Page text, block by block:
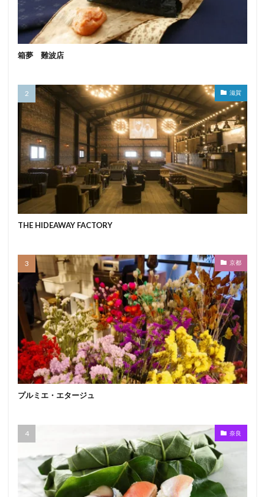
箱夢 難波店
滋賀
THE HIDEAWAY FACTORY
京都
プルミエ・エタージュ
奈良